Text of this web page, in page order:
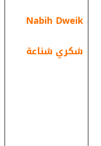
Nabih Dweik
شكري شناعة